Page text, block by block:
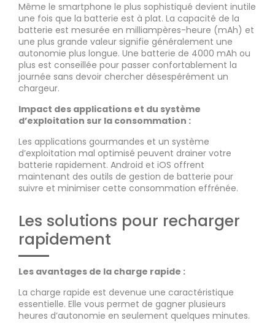
Même le smartphone le plus sophistiqué devient inutile
une fois que la batterie est à plat. La capacité de la
batterie est mesurée en milliampères-heure (mAh) et
une plus grande valeur signifie généralement une
autonomie plus longue. Une batterie de 4000 mAh ou
plus est conseillée pour passer confortablement la
journée sans devoir chercher désespérément un
chargeur.
Impact des applications et du système
d’exploitation sur la consommation :
Les applications gourmandes et un système
d’exploitation mal optimisé peuvent drainer votre
batterie rapidement. Android et iOS offrent
maintenant des outils de gestion de batterie pour
suivre et minimiser cette consommation effrénée.
Les solutions pour recharger
rapidement
Les avantages de la charge rapide :
La charge rapide est devenue une caractéristique
essentielle. Elle vous permet de gagner plusieurs
heures d’autonomie en seulement quelques minutes.